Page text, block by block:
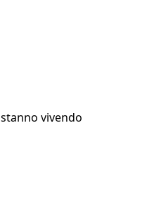
vivendo